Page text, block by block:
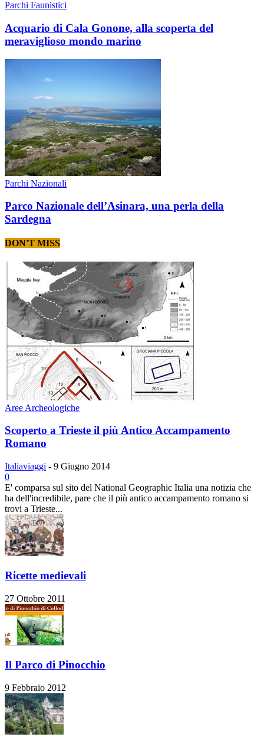
Parchi Faunistici
Acquario di Cala Gonone, alla scoperta del
meraviglioso mondo marino
Parchi Nazionali
Parco Nazionale dell’Asinara, una perla della
Sardegna
DON'T MISS
Aree Archeologiche
Scoperto a Trieste il più Antico Accampamento
Romano
Italiaviaggi - 9 Giugno 2014
0
E' comparsa sul sito del National Geographic Italia una notizia che
ha dell'incredibile, pare che il più antico accampamento romano si
trovi a Trieste...
Ricette medievali
27 Ottobre 2011
Il Parco di Pinocchio
9 Febbraio 2012